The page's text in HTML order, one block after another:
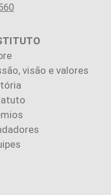
visão e valores